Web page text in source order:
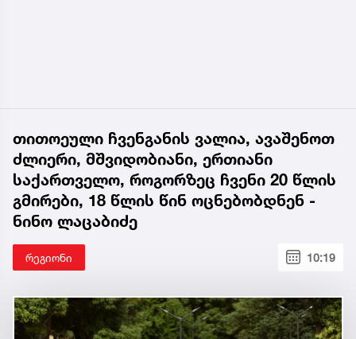
თითოეული ჩვენგანის ვალია, ავაშენოთ
ძლიერი, მშვიდობიანი, ერთიანი
საქართველო, როგორზეც ჩვენი 20 წლის
გმირები, 18 წლის წინ ოცნებობდნენ -
ნინო ლაცაბიძე
რეგიონი 10:19